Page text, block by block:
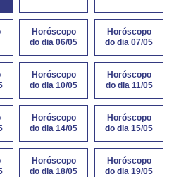
Horóscopo
do dia 06/05
Horóscopo
do dia 07/05
Horóscopo
do dia 10/05
Horóscopo
do dia 11/05
Horóscopo
do dia 14/05
Horóscopo
do dia 15/05
Horóscopo
do dia 18/05
Horóscopo
do dia 19/05